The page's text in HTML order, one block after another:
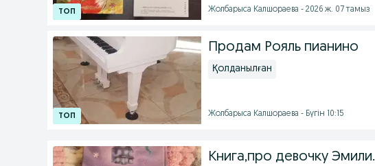
Жолбарыса Калшораева - 2026 ж. 07 тамыз
Продам Рояль пианино
Қолданылған
Жолбарыса Калшораева - Бүгін 10:15
Книга,про девочку Эмили.